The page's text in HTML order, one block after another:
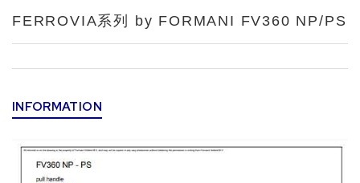
FERROVIA系列 by FORMANI FV360 NP/PS
INFORMATION